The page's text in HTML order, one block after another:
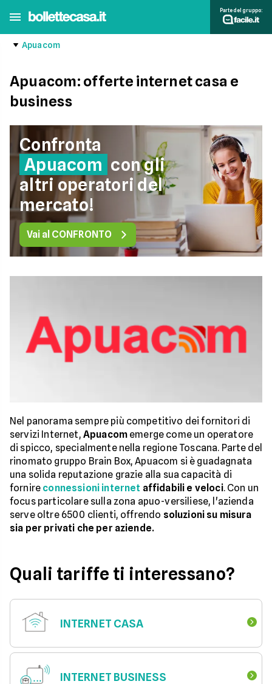
Parte del gruppo:
Apuacom
Apuacom: offerte internet casa e
business
Confronta
Apuacom con gli
altri operatori del
mercato!
Vai al CONFRONTO
Nel panorama sempre più competitivo dei fornitori di
servizi Internet, Apuacom emerge come un operatore
di spicco, specialmente nella regione Toscana. Parte del
rinomato gruppo Brain Box, Apuacom si è guadagnata
una solida reputazione grazie alla sua capacità di
fornire connessioni internet affidabili e veloci. Con un
focus particolare sulla zona apuo-versiliese, l'azienda
serve oltre 6500 clienti, offrendo soluzioni su misura
sia per privati che per aziende.
Quali tariffe ti interessano?
INTERNET CASA
INTERNET BUSINESS